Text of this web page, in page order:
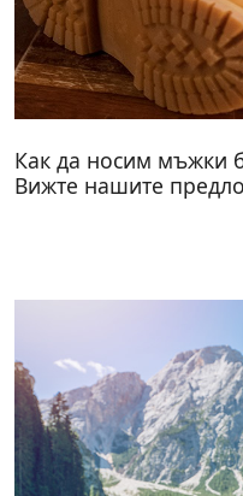
Как да носим мъжки
Вижте нашите